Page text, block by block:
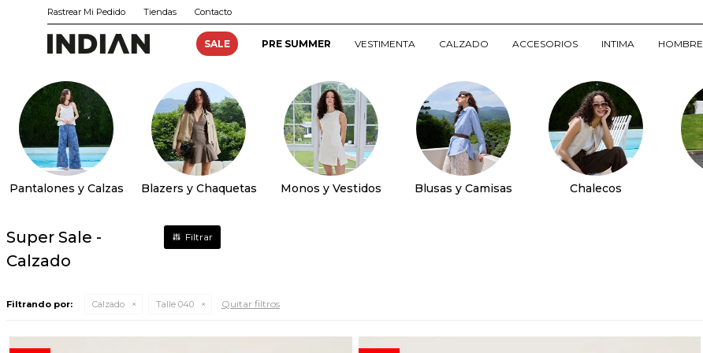
SALE PRE SUMMER VESTIMENTA CALZADO ACCESORIOS INTIMA HOMBRE
Rastrear Mi Pedido Tiendas Contacto
Pantalones y Calzas Blazers y Chaquetas Monos y Vestidos Blusas y Camisas Chalecos
Super Sale -
Calzado
Filtrando por: Calzado Talle 040 Quitar filtros